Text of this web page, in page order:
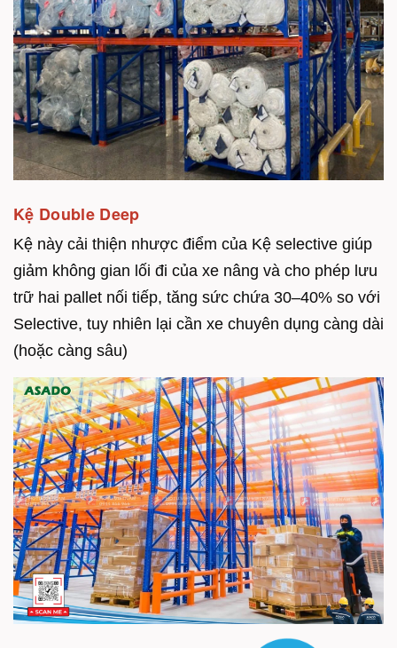
Kệ Double Deep
Kệ này cải thiện nhược điểm của Kệ selective giúp
giảm không gian lối đi của xe nâng và cho phép lưu
trữ hai pallet nối tiếp, tăng sức chứa 30–40% so với
Selective, tuy nhiên lại cần xe chuyên dụng càng dài
(hoặc càng sâu)